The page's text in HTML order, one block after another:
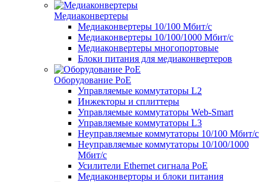
Медиаконвертеры
Медиаконвертеры 10/100 Мбит/с
Медиаконвертеры 10/100/1000 Мбит/c
Медиаконвертеры многопортовые
Блоки питания для медиаконвертеров
Оборудование PoE
Управляемые коммутаторы L2
Инжекторы и сплиттеры
Управляемые коммутаторы Web-Smart
Управляемые коммутаторы L3
Неуправляемые коммутаторы 10/100 Мбит/с
Неуправляемые коммутаторы 10/100/1000
Мбит/с
Усилители Ethernet сигнала PoE
Медиаконверторы и блоки питания